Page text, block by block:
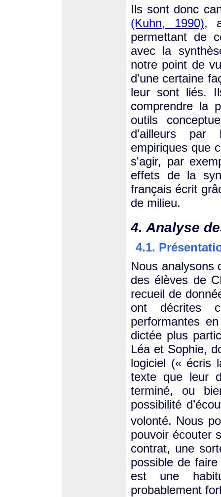
Ils sont donc
(Kuhn, 1990),
permettant de
avec la
notre point de
d'une certaine
leur sont liés.
comprendre la
outils
d'ailleurs par
empiriques que
s'agir, par
effets de la
français écrit
de milieu.
4. Analyse
4.1.
Nous analysons
des élèves de
recueil de
ont décrites
performantes
dictée plus
Léa et Sophie,
logiciel (« écris
texte que leur
terminé, ou
possibilité
volonté. Nous
pouvoir écouter
contrat, une
possible de
est une
probablement